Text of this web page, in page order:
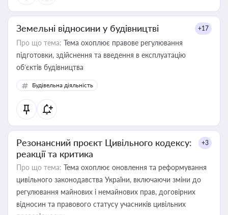
Земельні відносини у будівництві +17
Про що тема: Тема охоплює правове регулювання
підготовки, здійснення та введення в експлуатацію
об’єктів будівництва
Будівельна діяльність
Резонансний проєкт Цивільного кодексу:
реакції та критика
+3
Про що тема: Тема охоплює оновлення та реформування
цивільного законодавства України, включаючи зміни до
регулювання майнових і немайнових прав, договірних
відносин та правового статусу учасників цивільних